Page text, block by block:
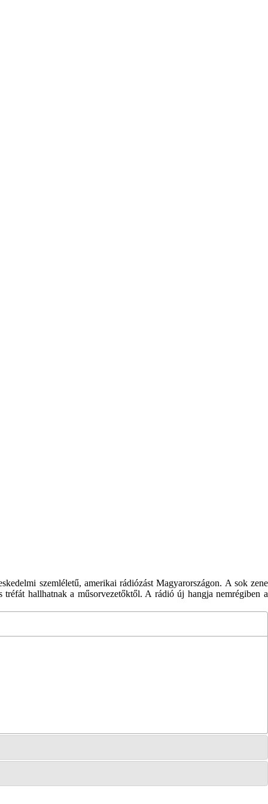
szemléletű, amerikai rádiózást Magyarországon. A sok zene
hallhatnak a műsorvezetőktől. A rádió új hangja nemrégiben a